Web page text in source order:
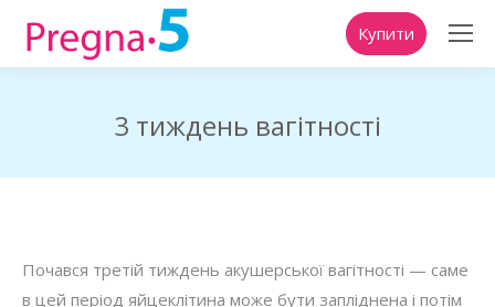
Купити
3 тиждень вагітності
Почався третій тиждень акушерської вагітності — саме
в цей період яйцеклітина може бути запліднена і потім